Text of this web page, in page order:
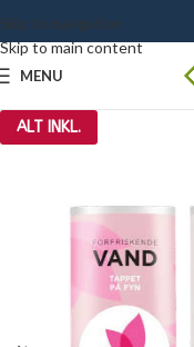
Skip to navigation
Skip to main content
MENU
ALT INKL.